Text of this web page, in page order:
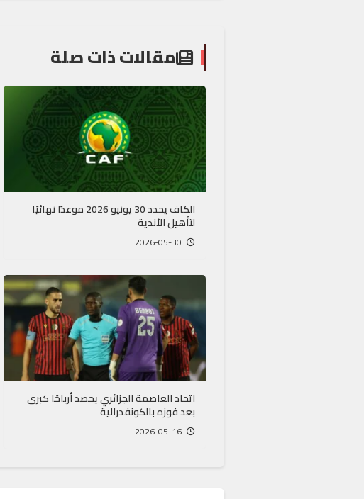
مقالات ذات صلة
الكاف يحدد 30 يونيو 2026 موعدًا نهائيًا
لتأهيل الأندية
اتحاد العاصمة الجزائري يحصد أرباحًا كبرى
بعد فوزه بالكونفدرالية